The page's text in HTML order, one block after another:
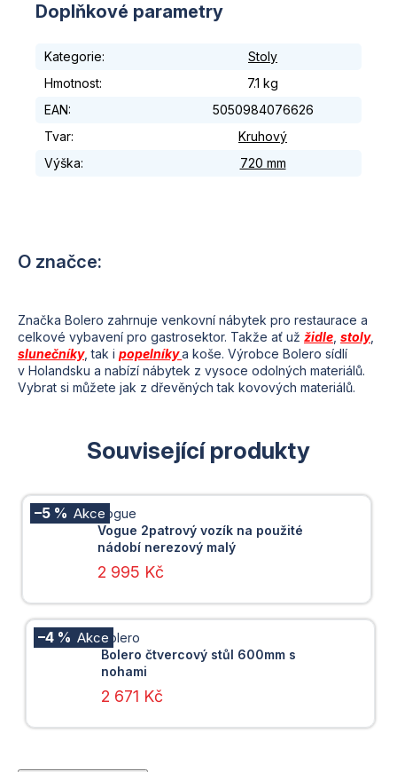
Související produkty
Vogue 2patrový vozík na použité
nádobí nerezový malý
Vogue
–5 %
2 995 Kč
Bolero čtvercový stůl 600mm s
nohami
Bolero
–4 %
2 671 Kč
Doplňkové parametry
Kategorie:
Stoly
Hmotnost:
7.1 kg
EAN:
5050984076626
Tvar:
Kruhový
Výška: 720 mm
Značka Bolero zahrnuje venkovní nábytek pro restaurace a
celkové vybavení pro gastrosektor. Takže ať už židle stoly,
slunečníky, tak i popelníkya koše. Výrobce Bolero sídlí
v Holandsku a nabízí nábytek z vysoce odolných materiálů.
Vybrat si můžete jak z dřevěných tak kovových materiálů.